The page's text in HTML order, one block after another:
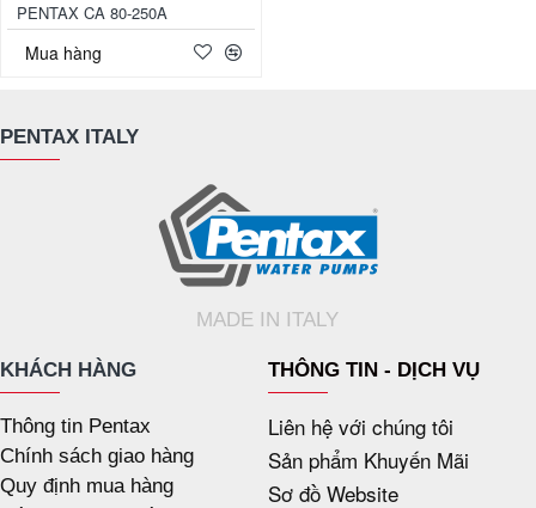
PENTAX CA 80-250A
Mua hàng
PENTAX ITALY
MADE IN ITALY
KHÁCH HÀNG
Thông tin Pentax
Chính sách giao hàng
Quy định mua hàng
THÔNG TIN - DỊCH VỤ
Liên hệ với chúng tôi
Sản phẩm Khuyến Mãi
Sơ đồ Website